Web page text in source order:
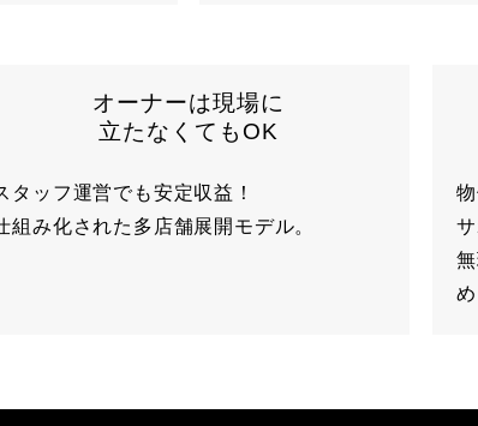
オーナーは現場に
立たなくてもOK
タッフ運営でも安定収益！
組み化された多店舗展開モデル。
サ
め